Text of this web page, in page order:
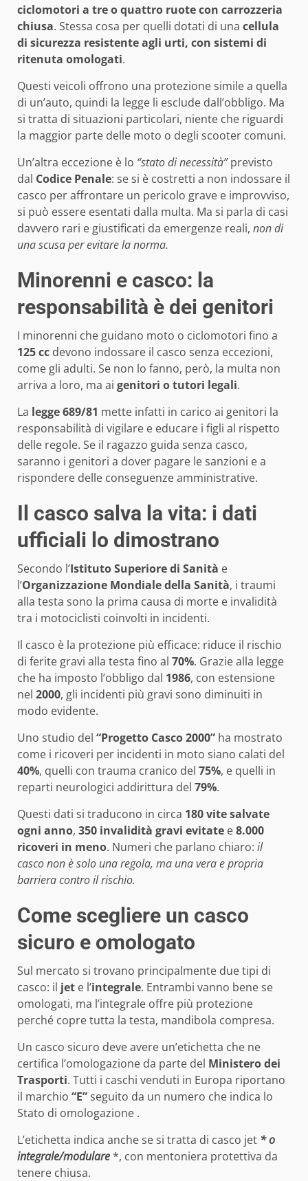
ciclomotori a tre o quattro ruote con carrozzeria
chiusa. Stessa cosa per quelli dotati di una cellula
di sicurezza resistente agli urti, con sistemi di
ritenuta omologati.
Questi veicoli offrono una protezione simile a quella
di un’auto, quindi la legge li esclude dall’obbligo. Ma
si tratta di situazioni particolari, niente che riguardi
la maggior parte delle moto o degli scooter comuni.
Un’altra eccezione è lo “stato di necessità”previsto
dal Codice Penale: se si è costretti a non indossare il
casco per affrontare un pericolo grave e improvviso,
si può essere esentati dalla multa. Ma si parla di casi
davvero rari e giustificati da emergenze reali, non di
una scusa per evitare la norma.
Minorenni e casco: la
responsabilità è dei genitori
I minorenni che guidano moto o ciclomotori fino a
125 cc devono indossare il casco senza eccezioni,
come gli adulti. Se non lo fanno, però, la multa non
arriva a loro, ma ai genitori o tutori legali.
La legge 689/81 mette infatti in carico ai genitori la
responsabilità di vigilare e educare i figli al rispetto
delle regole. Se il ragazzo guida senza casco,
saranno i genitori a dover pagare le sanzioni e a
rispondere delle conseguenze amministrative.
Il casco salva la vita: i dati
ufficiali lo dimostrano
Secondo l’Istituto Superiore di Sanità e
l’Organizzazione Mondiale della Sanità, i traumi
alla testa sono la prima causa di morte e invalidità
tra i motociclisti coinvolti in incidenti.
Il casco è la protezione più efficace: riduce il rischio
di ferite gravi alla testa fino al 70%. Grazie alla legge
che ha imposto l’obbligo dal 1986, con estensione
nel 2000, gli incidenti più gravi sono diminuiti in
modo evidente.
Uno studio del “Progetto Casco 2000” ha mostrato
come i ricoveri per incidenti in moto siano calati del
40%, quelli con trauma cranico del 75%, e quelli in
reparti neurologici addirittura del 79%.
Questi dati si traducono in circa 180 vite salvate
ogni anno, 350 invalidità gravi evitate e8.000
ricoveri in meno. Numeri che parlano chiaro: il
casco non è solo una regola, ma una vera e propria
barriera contro il rischio.
Come scegliere un casco
sicuro e omologato
Sul mercato si trovano principalmente due tipi di
casco: il jet e l’integrale. Entrambi vanno bene se
omologati, ma l’integrale offre più protezione
perché copre tutta la testa, mandibola compresa.
Un casco sicuro deve avere un’etichetta che ne
certifica l’omologazione da parte del Ministero dei
Trasporti. Tutti i caschi venduti in Europa riportano
il marchio “E”seguito da un numero che indica lo
Stato di omologazione .
L’etichetta indica anche se si tratta di casco jet * o
integrale/modulare*, con mentoniera protettiva da
tenere chiusa.